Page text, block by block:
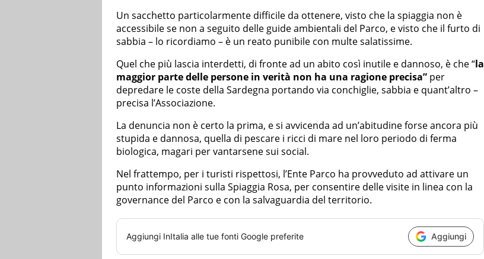
Un sacchetto particolarmente difficile da ottenere, visto che la spiaggia non è
accessibile se non a seguito delle guide ambientali del Parco, e visto che il furto di
sabbia – lo ricordiamo – è un reato punibile con multe salatissime.
Quel che più lascia interdetti, di fronte ad un abito così inutile e dannoso, è che “la
maggior parte delle persone in verità non ha una ragione precisa” per
depredare le coste della Sardegna portando via conchiglie, sabbia e quant’altro –
precisa l’Associazione.
La denuncia non è certo la prima, e si avvicenda ad un’abitudine forse ancora più
stupida e dannosa, quella di pescare i ricci di mare nel loro periodo di ferma
biologica, magari per vantarsene sui social.
Nel frattempo, per i turisti rispettosi, l’Ente Parco ha provveduto ad attivare un
punto informazioni sulla Spiaggia Rosa, per consentire delle visite in linea con la
governance del Parco e con la salvaguardia del territorio.
Aggiungi InItalia alle tue fonti Google preferite Aggiungi